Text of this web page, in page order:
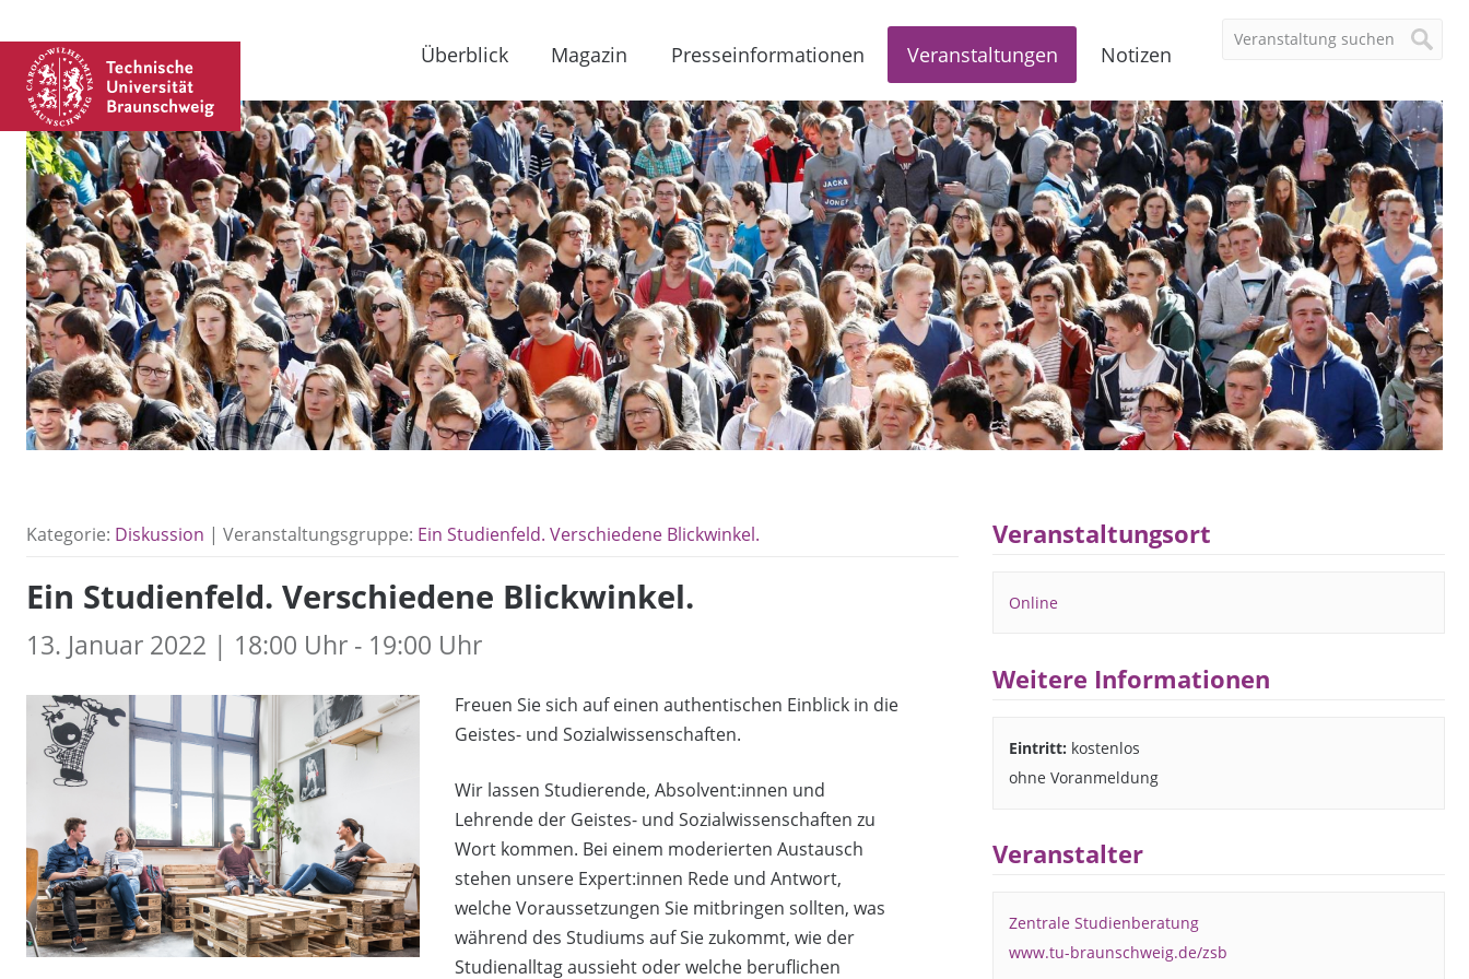
Überblick Magazin Presseinformationen Veranstaltungen Notizen
Kategorie: Diskussion | Veranstaltungsgruppe: Ein Studienfeld. Verschiedene Blickwinkel.
Ein Studienfeld. Verschiedene Blickwinkel.
13. Januar 2022 | 18:00 Uhr - 19:00 Uhr
Freuen Sie sich auf einen authentischen Einblick in die
Geistes- und Sozialwissenschaften.
Wir lassen Studierende, Absolvent:innen und
Lehrende der Geistes- und Sozialwissenschaften zu
Wort kommen. Bei einem moderierten Austausch
stehen unsere Expert:innen Rede und Antwort,
welche Voraussetzungen Sie mitbringen sollten, was
während des Studiums auf Sie zukommt, wie der
Studienalltag aussieht oder welche beruflichen
Veranstaltungsort
Online
Weitere Informationen
Eintritt: kostenlos
ohne Voranmeldung
Veranstalter
Zentrale Studienberatung
www.tu-braunschweig.de/zsb